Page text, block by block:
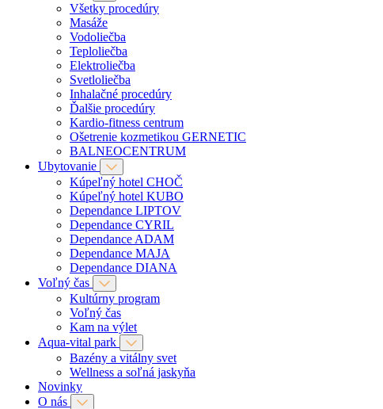
Všetky procedúry
Masáže
Vodoliečba
Teploliečba
Elektroliečba
Svetloliečba
Inhalačné procedúry
Ďalšie procedúry
Kardio-fitness centrum
Ošetrenie kozmetikou GERNETIC
BALNEOCENTRUM
Ubytovanie
Kúpeľný hotel CHOČ
Kúpeľný hotel KUBO
Dependance LIPTOV
Dependance CYRIL
Dependance ADAM
Dependance MAJA
Dependance DIANA
Voľný čas
Kultúrny program
Voľný čas
Kam na výlet
Aqua-vital park
Bazény a vitálny svet
Wellness a soľná jaskyňa
Novinky
O nás